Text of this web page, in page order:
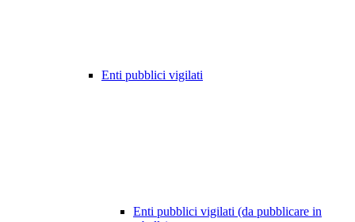
Enti pubblici vigilati
Enti pubblici vigilati (da pubblicare in